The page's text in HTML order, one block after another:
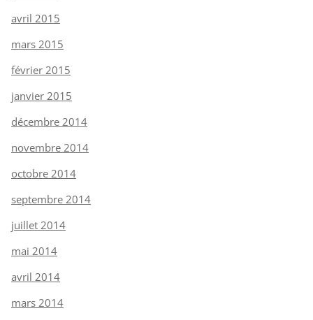
avril 2015
mars 2015
février 2015
janvier 2015
décembre 2014
novembre 2014
octobre 2014
septembre 2014
juillet 2014
mai 2014
avril 2014
mars 2014